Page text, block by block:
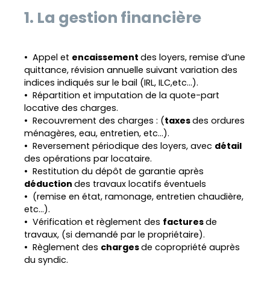
1. La gestion financière
Appel et encaissementdes loyers, remise d’une
quittance, révision annuelle suivant variation des
indices indiqués sur le bail (IRL, ILC,etc...).
Répartition et imputation de la quote-part
locative des charges.
Recouvrement des charges : (taxesdes ordures
ménagères, eau, entretien, etc...).
Reversement périodique des loyers, avec détail
des opérations par locataire.
Restitution du dépôt de garantie après
déduction des travaux locatifs éventuels
(remise en état, ramonage, entretien chaudière,
etc...).
Vérification et règlement des facturesde
travaux, (si demandé par le propriétaire).
Règlement des chargesde copropriété auprès
du syndic.